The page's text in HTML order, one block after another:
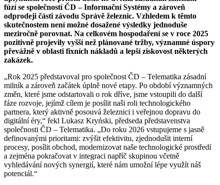
fúzí se společností ČD – Informační Systémy a zároveň
odprodeji části závodu Správě železnic. Vzhledem k těmto
skutečnostem není možné dosažené výsledky jednoduše
meziročně porovnat. Na celkovém hospodaření se v roce 2025
pozitivně projevily vyšší než plánované tržby, významné úspory
převážně v oblasti fixních nákladů a lepší ziskovost některých
zakázek.
„Rok 2025 představoval pro společnost ČD – Telematika zásadní
milník a zároveň začátek úplně nové etapy. Po období významných
změn, které jsme odstartovali o rok dříve, jsme vstoupili do další
fáze rozvoje, jejímž cílem je posílit naši roli technologického
partnera, který aktivně posouvá železnici i veřejnou dopravu do
digitální éry,“ řekl Lukasz Kryński, předseda představenstva
společnosti ČD – Telematika. „Do roku 2026 vstupujeme s jasně
definovanými prioritami: zvýšit efektivitu, zjednodušit interní
procesy, posílit obchod, modernizovat naše technologické prostředí
a zejména pokračovat v integraci napříč skupinou včetně
vyhledávání nových synergií, které nám umožní lépe využít náš
potenciál.“